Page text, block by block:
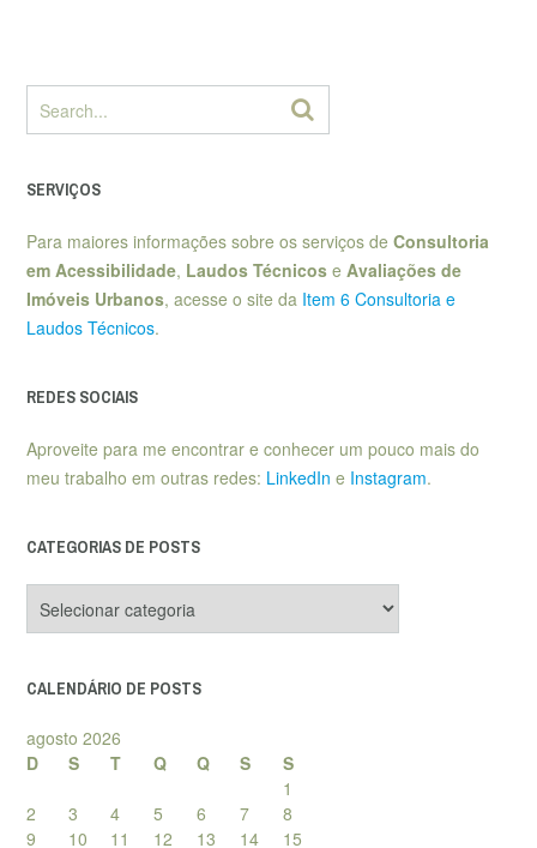
SERVIÇOS
Para maiores informações sobre os serviços de Consultoria
em Acessibilidade, Laudos Técnicos e Avaliações de
Imóveis Urbanos, acesse o site da Item 6 Consultoria e
Laudos Técnicos.
REDES SOCIAIS
Aproveite para me encontrar e conhecer um pouco mais do
meu trabalho em outras redes: LinkedIn e Instagram.
CATEGORIAS DE POSTS
de
CALENDÁRIO DE POSTS
agosto 2026
D
S T Q Q S
S
1
2
3 4 5 6 7
8
9
10 11 12 13 14 15